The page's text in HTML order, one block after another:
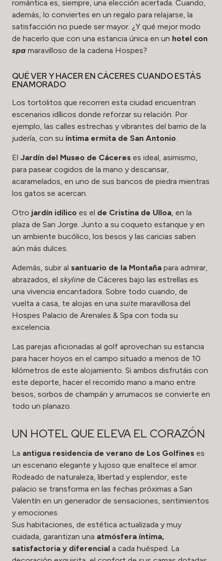
romántica es, siempre, una elección acertada. Cuando,
además, lo conviertes en un regalo para relajarse, la
satisfacción no puede ser mayor. ¿Y qué mejor modo
de hacerlo que con una estancia única en un hotel con
spa maravilloso de la cadena Hospes?
QUÉ VER Y HACER EN CÁCERES CUANDO ESTÁS
ENAMORADO
Los tortolitos que recorren esta ciudad encuentran
escenarios idílicos donde reforzar su relación. Por
ejemplo, las calles estrechas y vibrantes del barrio de la
judería, con su íntima ermita de San Antonio.
El Jardín del Museo de Cáceres es ideal, asimismo,
para pasear cogidos de la mano y descansar,
acaramelados, en uno de sus bancos de piedra mientras
los gatos se acercan.
Otro jardín idílico es el de Cristina de Ulloa, en la
plaza de San Jorge. Junto a su coqueto estanque y en
un ambiente bucólico, los besos y las caricias saben
aún más dulces.
Además, subir al santuario de la Montaña para admirar,
abrazados, el skyline de Cáceres bajo las estrellas es
una vivencia encantadora. Sobre todo cuando, de
vuelta a casa, te alojas en una suite maravillosa del
Hospes Palacio de Arenales & Spa con toda su
excelencia.
Las parejas aficionadas al golf aprovechan su estancia
para hacer hoyos en el campo situado a menos de 10
kilómetros de este alojamiento. Si ambos disfrutáis con
este deporte, hacer el recorrido mano a mano entre
besos, sorbos de champán y arrumacos se convierte en
todo un planazo.
UN HOTEL QUE ELEVA EL CORAZÓN
La antigua residencia de verano de Los Golfines es
un escenario elegante y lujoso que enaltece el amor.
Rodeado de naturaleza, libertad y esplendor, este
palacio se transforma en las fechas próximas a San
Valentín en un generador de sensaciones, sentimientos
y emociones.
Sus habitaciones, de estética actualizada y muy
cuidada, garantizan una atmósfera íntima,
satisfactoria y diferencial a cada huésped. La